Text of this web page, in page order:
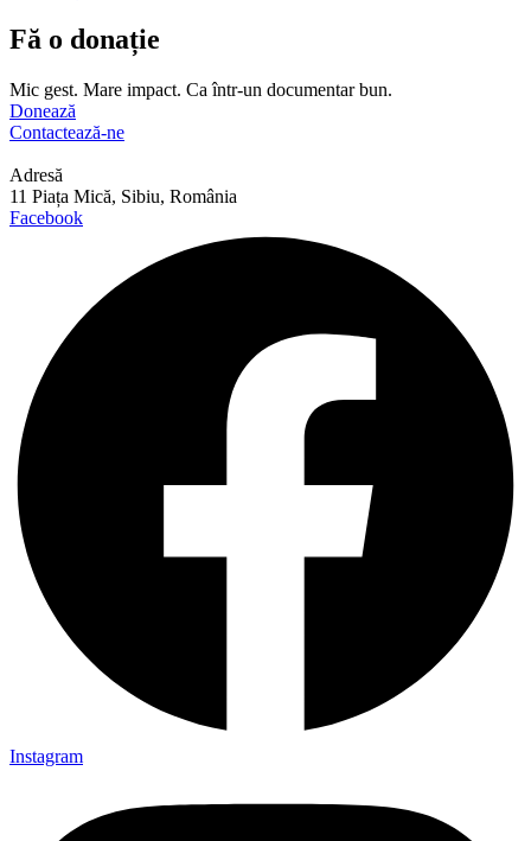
Fă o donație
Mic gest. Mare impact. Ca într-un documentar bun.
Donează
Contactează-ne
Adresă
11 Piața Mică, Sibiu, România
Facebook
Instagram